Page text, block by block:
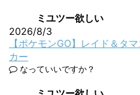
ミユツー欲しい
2026/8/3
【ポケモンGO】レイド＆タ
カー
なっていいですか？